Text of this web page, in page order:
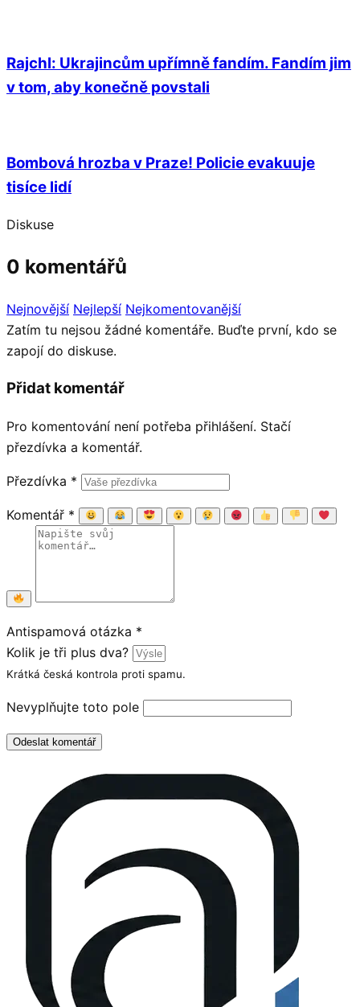
Rajchl: Ukrajincům upřímně fandím. Fandím jim
v tom, aby konečně povstali
Bombová hrozba v Praze! Policie evakuuje
tisíce lidí
Diskuse
0 komentářů
Nejnovější Nejlepší Nejkomentovanější
Zatím tu nejsou žádné komentáře. Buďte první, kdo se
zapojí do diskuse.
Přidat komentář
Pro komentování není potřeba přihlášení. Stačí
přezdívka a komentář.
Přezdívka *
Komentář *
Antispamová otázka *
Kolik je tři plus dva?
Krátká česká kontrola proti spamu.
Nevyplňujte toto pole
Odeslat komentář